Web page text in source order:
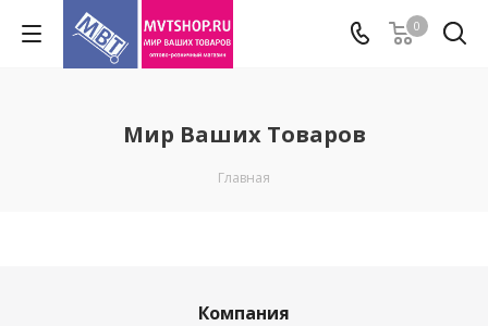
0
Мир Ваших Товаров
Главная
Компания